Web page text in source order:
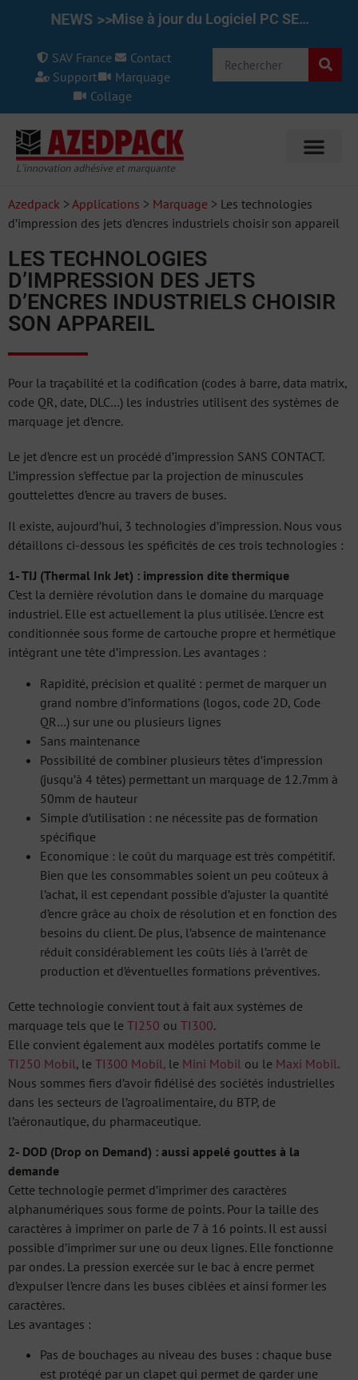
NEWS >> Mise à jour du Logiciel PC SET pour le REINER 1025/970 7.50
SAV France
Contact
Support
Marquage
Collage
Azedpack > Applications > Marquage > Les technologies
d’impression des jets d’encres industriels choisir son appareil
LES TECHNOLOGIES
D’IMPRESSION DES JETS
D’ENCRES INDUSTRIELS CHOISIR
SON APPAREIL
Pour la traçabilité et la codification (codes à barre, data matrix,
code QR, date, DLC…) les industries utilisent des systèmes de
marquage jet d’encre.
Le jet d’encre est un procédé d’impression SANS CONTACT.
L’impression s’effectue par la projection de minuscules
gouttelettes d’encre au travers de buses.
Il existe, aujourd’hui, 3 technologies d’impression. Nous vous
détaillons ci-dessous les spéficités de ces trois technologies :
1- TIJ (Thermal Ink Jet) : impression dite thermique
C’est la dernière révolution dans le domaine du marquage
industriel. Elle est actuellement la plus utilisée. L’encre est
conditionnée sous forme de cartouche propre et hermétique
intégrant une tête d’impression. Les avantages :
Rapidité, précision et qualité : permet de marquer un
grand nombre d’informations (logos, code 2D, Code
QR…) sur une ou plusieurs lignes
Sans maintenance
Possibilité de combiner plusieurs têtes d’impression
(jusqu’à 4 têtes) permettant un marquage de 12.7mm à
50mm de hauteur
Simple d’utilisation : ne nécessite pas de formation
spécifique
Economique : le coût du marquage est très compétitif.
Bien que les consommables soient un peu coûteux à
l’achat, il est cependant possible d’ajuster la quantité
d’encre grâce au choix de résolution et en fonction des
besoins du client. De plus, l’absence de maintenance
réduit considérablement les coûts liés à l’arrêt de
production et d’éventuelles formations préventives.
Cette technologie convient tout à fait aux systèmes de
marquage tels que le TI250 ou TI300.
Elle convient également aux modèles portatifs comme le
TI250 Mobil, le TI300 Mobil, le Mini Mobil ou le Maxi Mobil.
Nous sommes fiers d’avoir fidélisé des sociétés industrielles
dans les secteurs de l’agroalimentaire, du BTP, de
l’aéronautique, du pharmaceutique.
2- DOD (Drop on Demand) : aussi appelé gouttes à la
demande
Cette technologie permet d’imprimer des caractères
alphanumériques sous forme de points. Pour la taille des
caractères à imprimer on parle de 7 à 16 points. Il est aussi
possible d’imprimer sur une ou deux lignes. Elle fonctionne
par ondes. La pression exercée sur le bac à encre permet
d’expulser l’encre dans les buses ciblées et ainsi former les
caractères.
Les avantages :
Pas de bouchages au niveau des buses : chaque buse
est protégé par un clapet qui permet de garder une